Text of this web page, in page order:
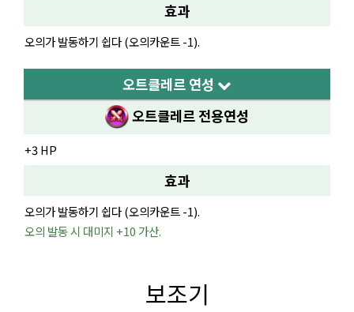
효과
오의가 발동하기 쉽다 (오의카운트 -1).
오트클레르 연성
오트클레르전용연성
+3 HP
효과
오의가 발동하기 쉽다 (오의카운트 -1).
오의 발동 시 대미지 +10 가산.
보조기